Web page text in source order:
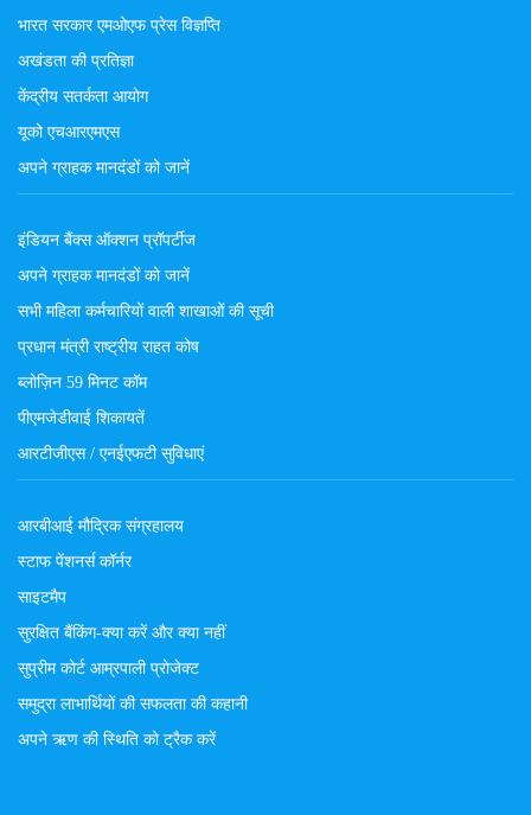
भारत सरकार एमओएफ प्रेस विज्ञप्ति
अखंडता की प्रतिज्ञा
केंद्रीय सतर्कता आयोग
यूको एचआरएमएस
अपने ग्राहक मानदंडों को जानें
इंडियन बैंक्स ऑक्शन प्रॉपर्टीज
अपने ग्राहक मानदंडों को जानें
सभी महिला कर्मचारियों वाली शाखाओं की सूची
प्रधान मंत्री राष्ट्रीय राहत कोष
ब्लोज़िन 59 मिनट कॉम
पीएमजेडीवाई शिकायतें
आरटीजीएस / एनईएफटी सुविधाएं
आरबीआई मौद्रिक संग्रहालय
स्टाफ पेंशनर्स कॉर्नर
साइटमैप
सुरक्षित बैंकिंग-क्या करें और क्या नहीं
सुप्रीम कोर्ट आम्रपाली प्रोजेक्ट
समुद्रा लाभार्थियों की सफलता की कहानी
अपने ऋण की स्थिति को ट्रैक करें